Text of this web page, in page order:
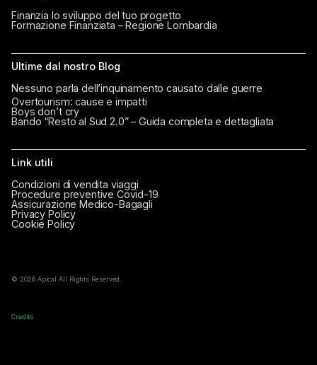
Finanzia lo sviluppo del tuo progetto
Formazione Finanziata – Regione Lombardia
Ultime dal nostro Blog
Nessuno parla dell’inquinamento causato dalle guerre
Overtourism: cause e impatti
Boys don’t cry
Bando “Resto al Sud 2.0” – Guida completa e dettagliata
Link utili
Condizioni di vendita viaggi
Procedure preventive Covid-19
Assicurazione Medico-Bagagli
Privacy Policy
Cookie Policy
© 2026 Apical All Rights Reserved.
Credits